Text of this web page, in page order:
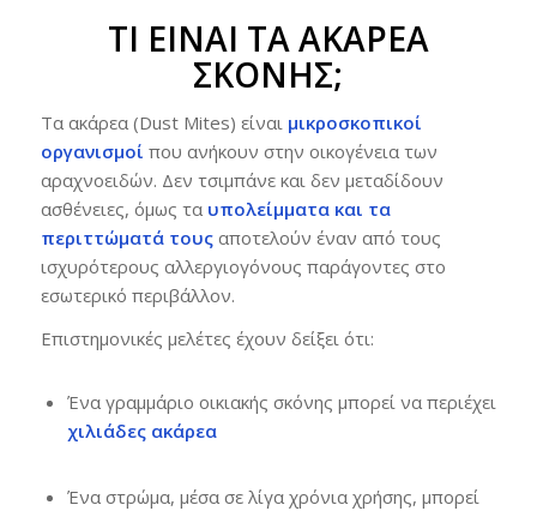
ΤΙ ΕΊΝΑΙ ΤΑ ΑΚΆΡΕΑ
ΣΚΌΝΗΣ;
Τα ακάρεα (Dust Mites) είναι μικροσκοπικοί
οργανισμοί που ανήκουν στην οικογένεια των
αραχνοειδών. Δεν τσιμπάνε και δεν μεταδίδουν
ασθένειες, όμως τα υπολείμματα και τα
περιττώματά τουςαποτελούν έναν από τους
ισχυρότερους αλλεργιογόνους παράγοντες στο
εσωτερικό περιβάλλον.
Επιστημονικές μελέτες έχουν δείξει ότι:
Ένα γραμμάριο οικιακής σκόνης μπορεί να περιέχει
χιλιάδες ακάρεα
Ένα στρώμα, μέσα σε λίγα χρόνια χρήσης, μπορεί